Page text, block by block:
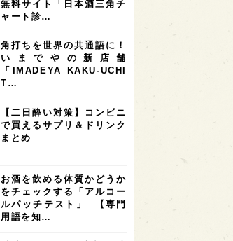
無料サイト「日本酒三角チ
ャート診…
角打ちを世界の共通語に！
いまでやの新店舗
「IMADEYA KAKU-UCHI
T…
【二日酔い対策】コンビニ
で買えるサプリ＆ドリンク
まとめ
お酒を飲める体質かどうか
をチェックする「アルコー
ルパッチテスト」─【専門
用語を知…